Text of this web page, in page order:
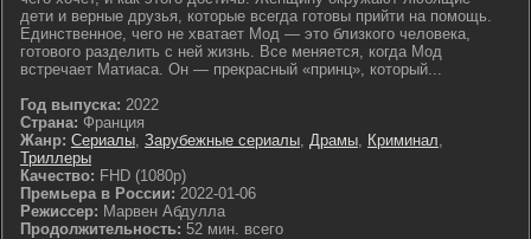
дети и верные друзья, которые всегда готовы прийти на помощь.
Единственное, чего не хватает Мод — это близкого человека,
готового разделить с ней жизнь. Все меняется, когда Мод
встречает Матиаса. Он — прекрасный «принц», который...
Год выпуска: 2022
Страна: Франция
Жанр: Сериалы, Зарубежные сериалы, Драмы, Криминал,
Триллеры
Качество: FHD (1080p)
Премьера в России: 2022-01-06
Режиссер: Марвен Абдулла
Продолжительность: 52 мин. всего